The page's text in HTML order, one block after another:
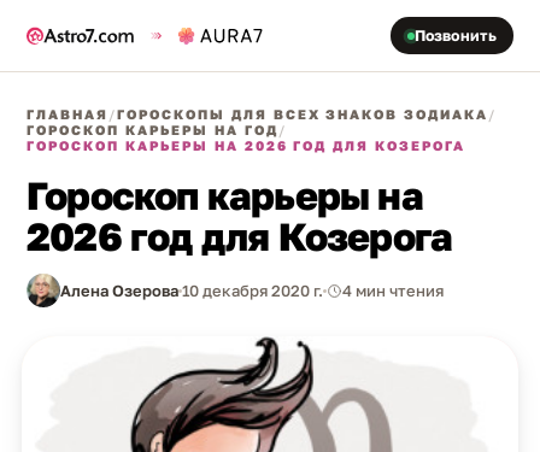
Позвонить
ГЛАВНАЯ /ГОРОСКОПЫ ДЛЯ ВСЕХ ЗНАКОВ ЗОДИАКА /
ГОРОСКОП КАРЬЕРЫ НА ГОД/
ГОРОСКОП КАРЬЕРЫ НА 2026 ГОД ДЛЯ КОЗЕРОГА
Гороскоп карьеры на
2026 год для Козерога
Алена Озерова10 декабря 2020 г. 4 мин чтения